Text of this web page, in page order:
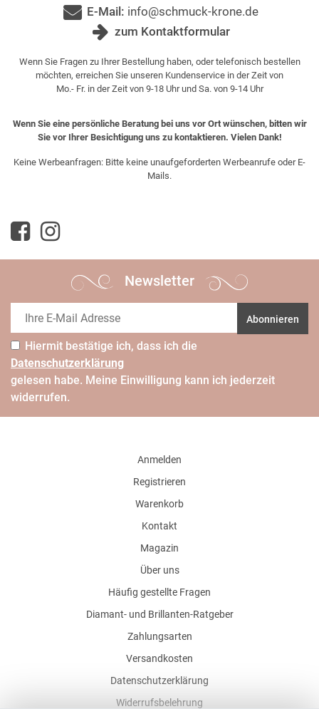
E-Mail: info@schmuck-krone.de
zum Kontaktformular
Wenn Sie Fragen zu Ihrer Bestellung haben, oder telefonisch bestellen
möchten, erreichen Sie unseren Kundenservice in der Zeit von
Mo.- Fr. in der Zeit von 9-18 Uhr und Sa. von 9-14 Uhr
Wenn Sie eine persönliche Beratung bei uns vor Ort wünschen, bitten wir
Sie vor Ihrer Besichtigung uns zu kontaktieren. Vielen Dank!
Keine Werbeanfragen: Bitte keine unaufgeforderten Werbeanrufe oder E-
Mails.
Newsletter
Abonnieren
Hiermit bestätige ich, dass ich die
Daten­schutz­erklärung
gelesen habe. Meine Einwilligung kann ich jederzeit
widerrufen.
Anmelden
Registrieren
Warenkorb
Kontakt
Magazin
Über uns
Häufig gestellte Fragen
Diamant- und Brillanten-Ratgeber
Zahlungsarten
Versandkosten
Datenschutzerklärung
Widerrufsbelehrung